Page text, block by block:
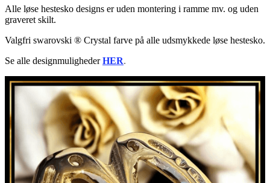
Alle løse hestesko designs er uden montering i ramme mv. og uden
graveret skilt.
Valgfri swarovski ® Crystal farve på alle udsmykkede løse hestesko.
Se alle designmuligheder HER.